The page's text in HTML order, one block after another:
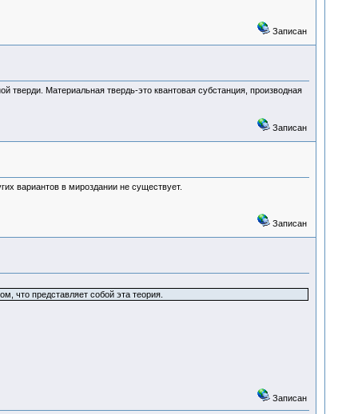
Записан
тверди. Материальная твердь-это квантовая субстанция, производная
Записан
вариантов в мироздании не существует.
Записан
что представляет собой эта теория.
Записан